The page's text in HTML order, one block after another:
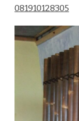
081910128305